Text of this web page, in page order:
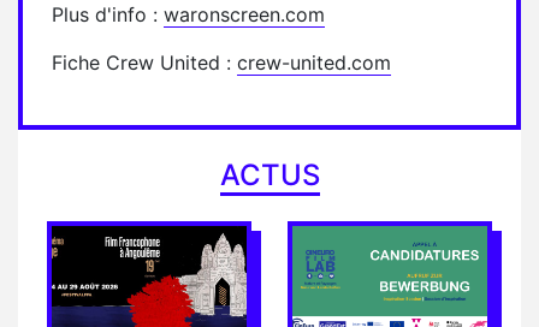
Plus d'info : waronscreen.com
Fiche Crew United : crew-united.com
ACTUS